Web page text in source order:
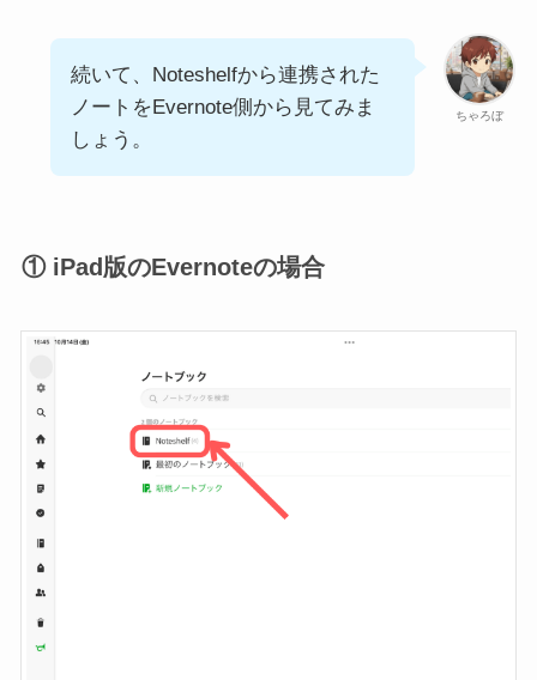
ちゃろぼ
続いて、Noteshelfから連携された
ノートをEvernote側から見てみま
しょう。
① iPad版のEvernoteの場合